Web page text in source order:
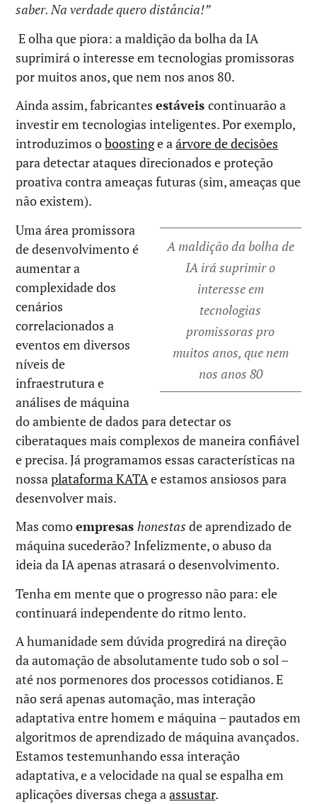
saber. Na verdade quero distância!”
E olha que piora: a maldição da bolha da IA
suprimirá o interesse em tecnologias promissoras
por muitos anos, que nem nos anos 80.
Ainda assim, fabricantes estáveis continuarão a
investir em tecnologias inteligentes. Por exemplo,
introduzimos oboostinge aárvore de decisões
para detectar ataques direcionados e proteção
proativa contra ameaças futuras (sim, ameaças que
não existem).
A maldição da bolha de
IA irá suprimir o
interesse em
tecnologias
promissoras pro
muitos anos, que nem
nos anos 80
Uma área promissora
de desenvolvimento é
aumentar a
complexidade dos
cenários
correlacionados a
eventos em diversos
níveis de
infraestrutura e
análises de máquina
do ambiente de dados para detectar os
ciberataques mais complexos de maneira confiável
e precisa. Já programamos essas características na
nossaplataforma KATA e estamos ansiosos para
desenvolver mais.
Mas comoempresas honestas de aprendizado de
máquina sucederão? Infelizmente, o abuso da
ideia da IA apenas atrasará o desenvolvimento.
Tenha em mente que o progresso não para: ele
continuará independente do ritmo lento.
A humanidade sem dúvida progredirá na direção
da automação de absolutamente tudo sob o sol –
até nos pormenores dos processos cotidianos. E
não será apenas automação, mas interação
adaptativa entre homem e máquina – pautados em
algoritmos de aprendizado de máquina avançados.
Estamos testemunhando essa interação
adaptativa, e a velocidade na qual se espalha em
aplicações diversas chega aassustar.